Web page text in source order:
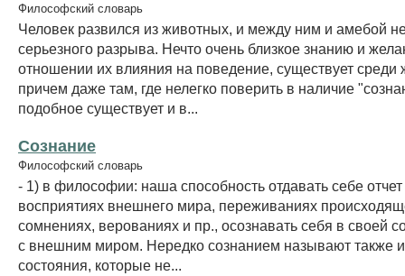
Философский словарь
Человек развился из животных, и между ним и амебой
серьезного разрыва. Нечто очень близкое знанию и
отношении их влияния на поведение, существует среди
причем даже там, где нелегко поверить в наличие
подобное существует и в...
Сознание
Философский словарь
- 1) в философии: наша способность отдавать себе
восприятиях внешнего мира, переживаниях
сомнениях, верованиях и пр., осознавать себя в своей
с внешним миром. Нередко сознанием называют также
состояния, которые не...